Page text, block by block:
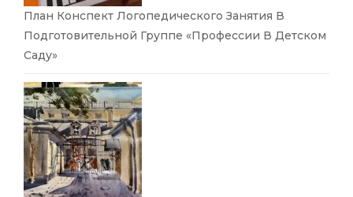
План Конспект Логопедического Занятия В
Подготовительной Группе «Профессии В Детском
Саду»